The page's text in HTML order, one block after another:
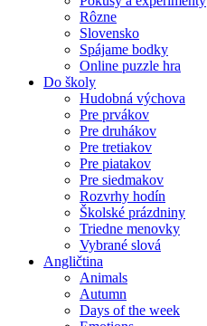
Rôzne
Slovensko
Spájame bodky
Online puzzle hra
Do školy
Hudobná výchova
Pre prvákov
Pre druhákov
Pre tretiakov
Pre piatakov
Pre siedmakov
Rozvrhy hodín
Školské prázdniny
Triedne menovky
Vybrané slová
Angličtina
Animals
Autumn
Days of the week